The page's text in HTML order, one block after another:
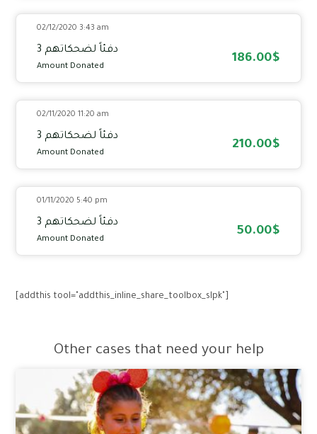
02/12/2020 3:43 am
دفئاً لضحكاتهم 3
Amount Donated
186.00$
02/11/2020 11:20 am
دفئاً لضحكاتهم 3
Amount Donated
210.00$
01/11/2020 5:40 pm
دفئاً لضحكاتهم 3
Amount Donated
50.00$
[addthis tool="addthis_inline_share_toolbox_slpk"]
Other cases that need your help